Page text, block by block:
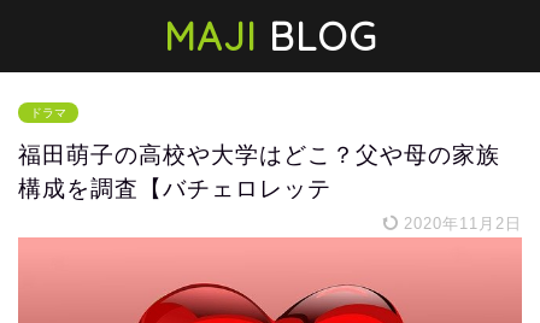
MAJI BLOG
ドラマ
福田萌子の高校や大学はどこ？父や母の家族
構成を調査【バチェロレッテ
2020年11月2日